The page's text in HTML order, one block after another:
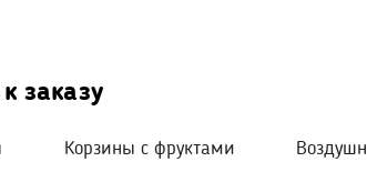
заказу
Корзины с фруктами